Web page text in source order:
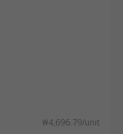
₩4,696.79/unit